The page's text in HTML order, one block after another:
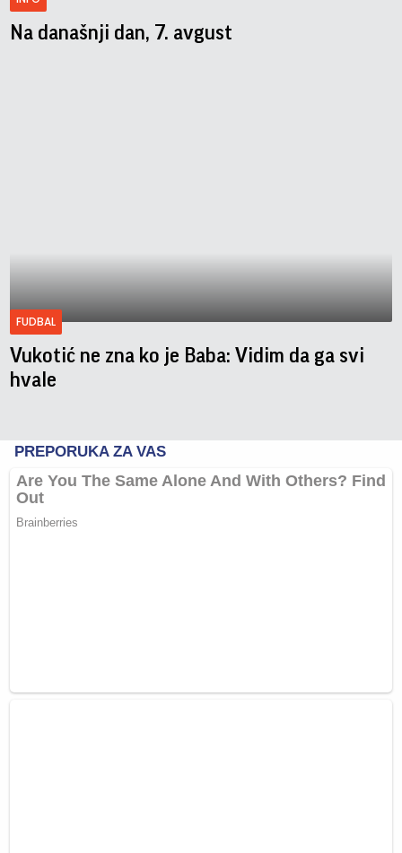
Na današnji dan, 7. avgust
FUDBAL
Vukotić ne zna ko je Baba: Vidim da ga svi
hvale